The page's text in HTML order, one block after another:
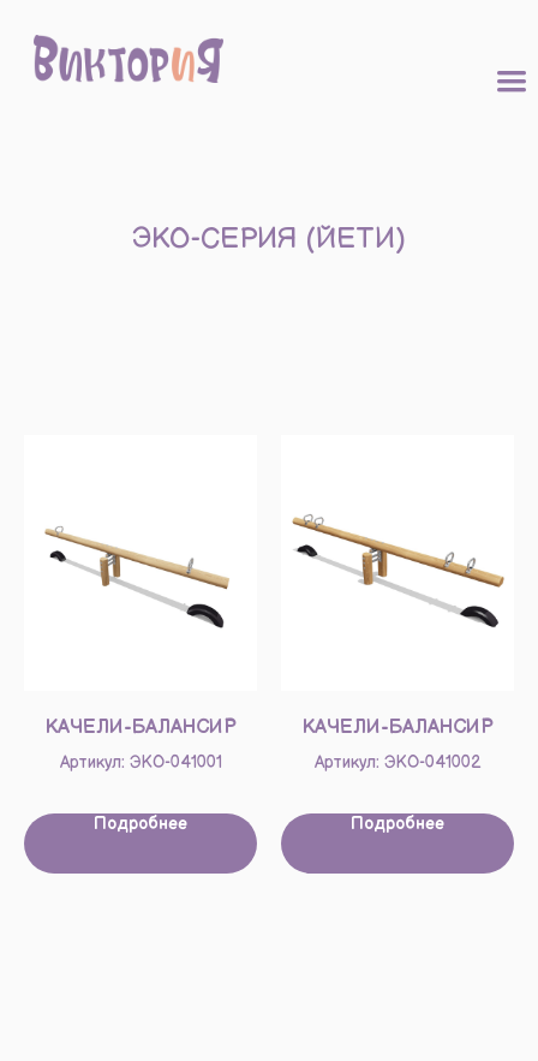
ЭКО-СЕРИЯ (ЙЕТИ)
КАЧЕЛИ-БАЛАНСИР
Артикул: ЭКО-041001
Подробнее
КАЧЕЛИ-БАЛАНСИР
Артикул: ЭКО-041002
Подробнее